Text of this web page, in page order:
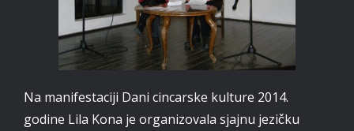
Na manifestaciji Dani cincarske kulture 2014.
godine Lila Kona je organizovala sjajnu jezičku